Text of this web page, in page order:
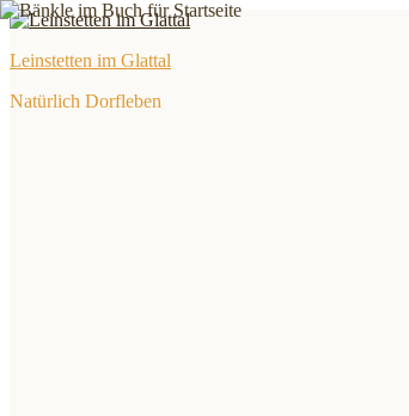
Zum
springen
Leinstetten im Glattal
Natürlich Dorfleben